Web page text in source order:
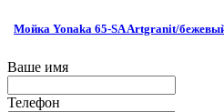
Мойка Yonaka 65-SA Artgranit/
Ваше имя
Телефон